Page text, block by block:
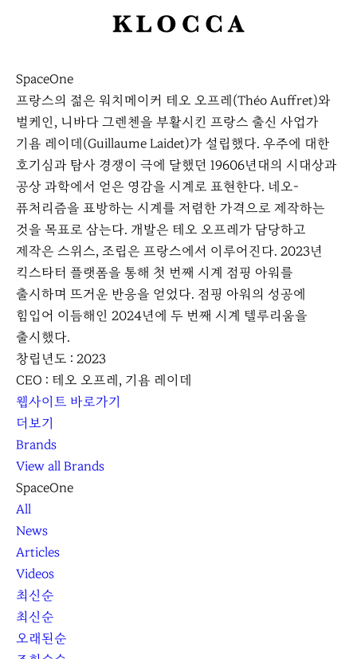
K
C
A
SpaceOne
프랑스의 젊은 워치메이커 테오 오프레(Théo Auffret)와
벌케인, 니바다 그렌첸을 부활시킨 프랑스 출신 사업가
기욤 레이데(Guillaume Laidet)가 설립했다. 우주에 대한
호기심과 탐사 경쟁이 극에 달했던 19606년대의 시대상과
공상 과학에서 얻은 영감을 시계로 표현한다. 네오-
퓨처리즘을 표방하는 시계를 저렴한 가격으로 제작하는
것을 목표로 삼는다. 개발은 테오 오프레가 담당하고
제작은 스위스, 조립은 프랑스에서 이루어진다. 2023년
킥스타터 플랫폼을 통해 첫 번째 시계 점핑 아워를
출시하며 뜨거운 반응을 얻었다. 점핑 아워의 성공에
힘입어 이듬해인 2024년에 두 번째 시계 텔루리움을
출시했다.
창립년도 : 2023
CEO : 테오 오프레, 기욤 레이데
웹사이트 바로가기
더보기
Brands
View all Brands
SpaceOne
All
News
Articles
Videos
최신순
최신순
오래된순